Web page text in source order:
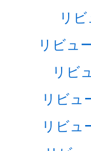
リ
リビュ
リビ
リビュ
リビュ